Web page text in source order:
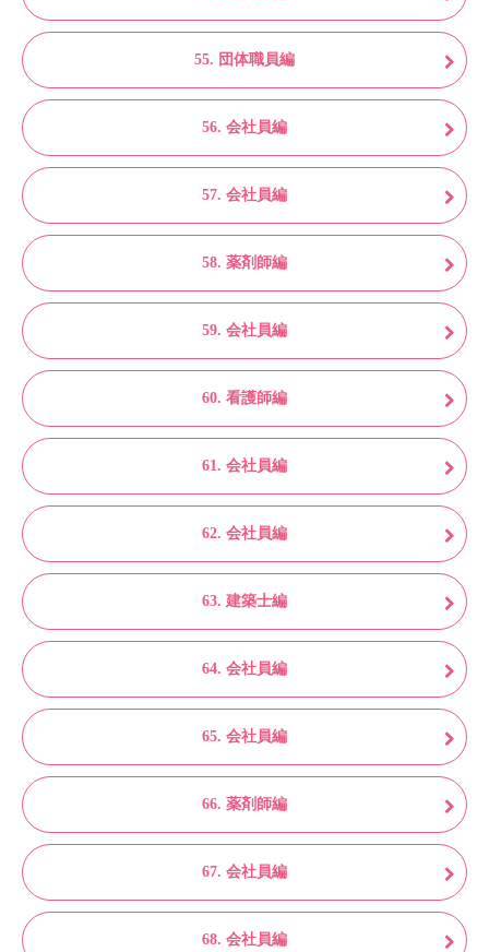
55. 団体職員編
56. 会社員編
57. 会社員編
58. 薬剤師編
59. 会社員編
60. 看護師編
61. 会社員編
62. 会社員編
63. 建築士編
64. 会社員編
65. 会社員編
66. 薬剤師編
67. 会社員編
68. 会社員編